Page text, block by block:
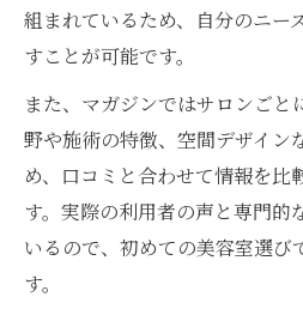
組まれているため、自分のニー
すことが可能です。
また、マガジンではサロンごと
野や施術の特徴、空間デザイン
め、口コミと合わせて情報を比
す。実際の利用者の声と専門的
いるので、初めての美容室選び
す。